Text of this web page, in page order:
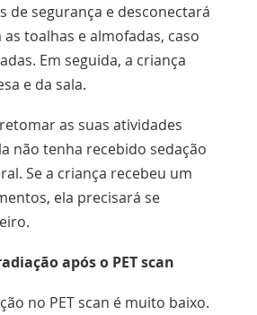
de segurança e desconectará
toalhas e almofadas, caso
Em seguida, a criança
e da sala.
as suas atividades
não tenha recebido sedação
Se a criança recebeu um
ela precisará se
após o PET scan
no PET scan é muito baixo.